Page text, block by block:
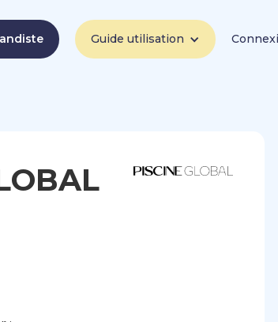
Guide utilisation